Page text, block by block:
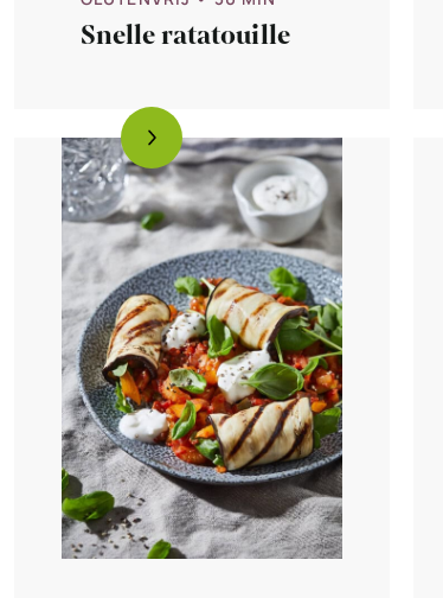
Snelle ratatouille